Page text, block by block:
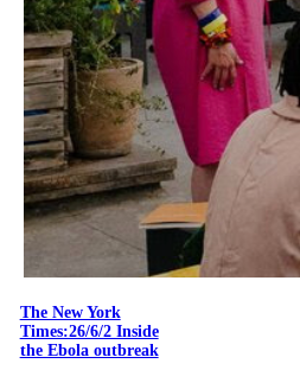
The New York
Times:26/6/2 Inside
the Ebola outbreak